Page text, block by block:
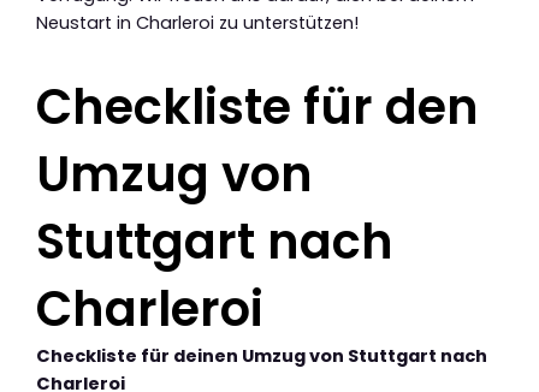
Neustart in Charleroi zu unterstützen!
Checkliste für den
Umzug von
Stuttgart nach
Charleroi
Checkliste für deinen Umzug von Stuttgart nach
Charleroi